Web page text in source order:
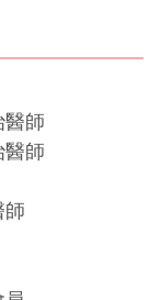
醫師
醫師
師